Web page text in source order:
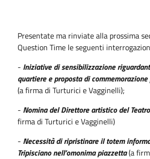
Presentate ma rinviate alla prossima
Question Time le seguenti
- Iniziative di sensibilizzazione
quartiere e proposta di
(a firma di Turturici e Vagginelli);
- Nomina del Direttore artistico del
firma di Turturici e Vagginelli)
- Necessità di ripristinare il totem
Tripisciano nell’omonima piazzetta(a